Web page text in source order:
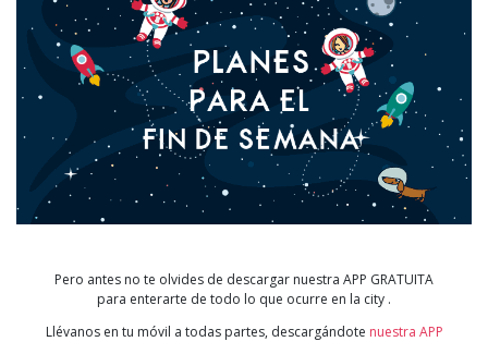
Pero antes no te olvides de descargar nuestra APP GRATUITA
para enterarte de todo lo que ocurre en la city .
Llévanos en tu móvil a todas partes, descargándote nuestra APP